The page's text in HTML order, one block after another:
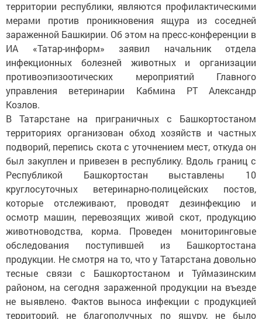
территории республики, являются профилактическими
мерами против проникновения ящура из соседней
зараженной Башкирии. Об этом на пресс-конференции в
ИА «Татар-информ» заявил начальник отдела
инфекционных болезней животных и организации
противоэпизоотических мероприятий Главного
управления ветеринарии Кабмина РТ Александр
Козлов.
В Татарстане на приграничных с Башкортостаном
территориях организован обход хозяйств и частных
подворий, перепись скота с уточнением мест, откуда он
был закуплен и привезен в республику. Вдоль границ с
Республикой Башкортостан выставлены 10
круглосуточных ветеринарно-полицейских постов,
которые отслеживают, проводят дезинфекцию и
осмотр машин, перевозящих живой скот, продукцию
животноводства, корма. Проведен мониторинговые
обследования поступившей из Башкортостана
продукции. Не смотря на то, что у Татарстана довольно
тесные связи с Башкортостаном и Туймазинским
районом, на сегодня зараженной продукции на въезде
не выявлено. Фактов выноса инфекции с продукцией
территорий, не благополучных по ящуру, не было